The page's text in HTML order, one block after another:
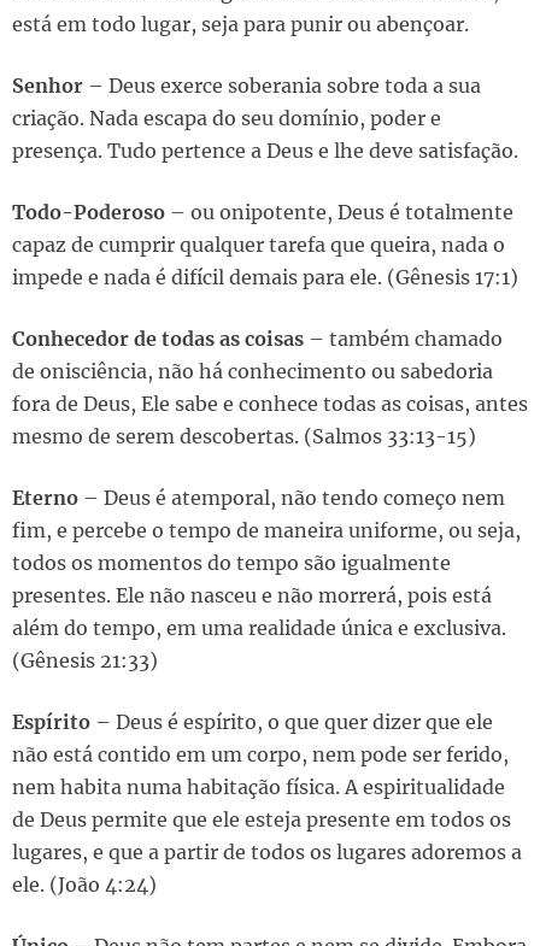
está em todo lugar, seja para punir ou abençoar.
Senhor – Deus exerce soberania sobre toda a sua
criação. Nada escapa do seu domínio, poder e
presença. Tudo pertence a Deus e lhe deve satisfação.
Todo-Poderoso – ou onipotente, Deus é totalmente
capaz de cumprir qualquer tarefa que queira, nada o
impede e nada é difícil demais para ele. (Gênesis 17:1)
Conhecedor de todas as coisas – também chamado
de onisciência, não há conhecimento ou sabedoria
fora de Deus, Ele sabe e conhece todas as coisas, antes
mesmo de serem descobertas. (Salmos 33:13-15)
Eterno – Deus é atemporal, não tendo começo nem
fim, e percebe o tempo de maneira uniforme, ou seja,
todos os momentos do tempo são igualmente
presentes. Ele não nasceu e não morrerá, pois está
além do tempo, em uma realidade única e exclusiva.
(Gênesis 21:33)
Espírito – Deus é espírito, o que quer dizer que ele
não está contido em um corpo, nem pode ser ferido,
nem habita numa habitação física. A espiritualidade
de Deus permite que ele esteja presente em todos os
lugares, e que a partir de todos os lugares adoremos a
ele. (João 4:24)